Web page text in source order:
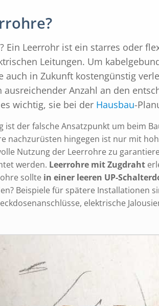
Ein Leerrohr ist ein starres oder
Leitungen. Um
auch in Zukunft kostengünstig
ausreichender Anzahl an den
wichtig, sie bei der Hausbau-
ist der falsche Ansatzpunkt um beim
nachzurüsten hingegen ist nur mit
Nutzung der Leerrohre zu
werden. Leerrohre mit Zugdraht
sollte in einer leeren UP-
Beispiele für spätere Installationen
elektrische